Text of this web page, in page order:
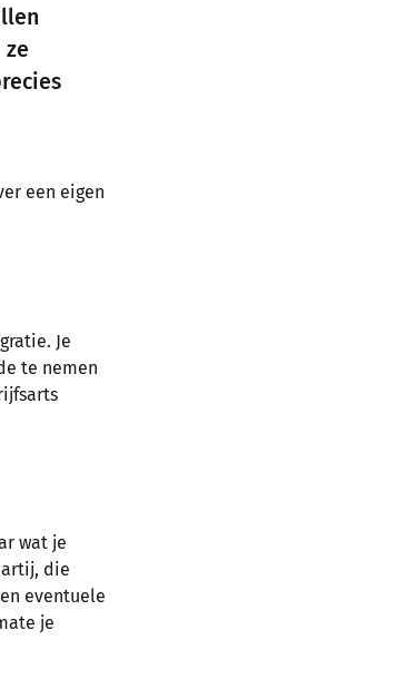
een eigen
Je
te nemen
wat je
die
eventuele
je